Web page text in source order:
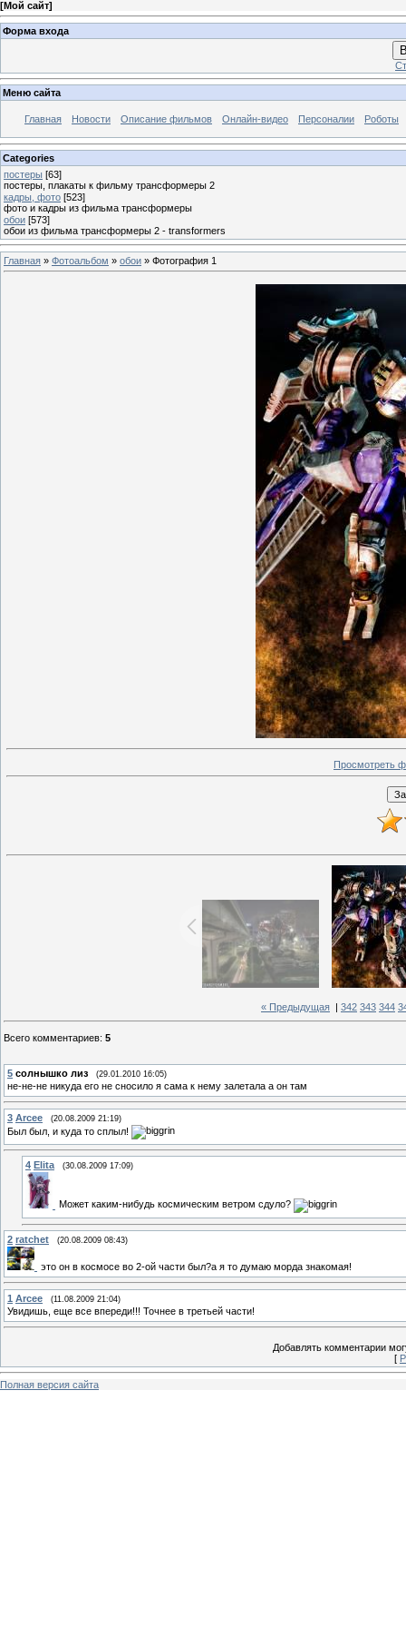
[Мой сайт]
Форма входа
Меню сайта
Главная Новости Описание фильмов Онлайн-видео Персоналии Роботы
Categories
постеры [63]
постеры, плакаты к фильму трансформеры 2
кадры, фото [523]
фото и кадры из фильма трансформеры
обои [573]
обои из фильма трансформеры 2 - transformers
Главная » Фотоальбом » обои » Фотография 1
Просмотреть
« Предыдущая 342 343 344
Всего комментариев: 5
5 солнышко лиз (29.01.2010 16:05)
не-не-не никуда его не сносило я сама к нему залетала а он там
3 Arcee (20.08.2009 21:19)
Был был, и куда то сплыл!
4 Elita (30.08.2009 17:09)
Может каким-нибудь космическим ветром сдуло?
2 ratchet (20.08.2009 08:43)
это он в космосе во 2-ой части был?а я то думаю морда знакомая!
1 Arcee (11.08.2009 21:04)
Увидишь, еще все впереди!!! Точнее в третьей части!
Добавлять комментарии
[
Полная версия сайта